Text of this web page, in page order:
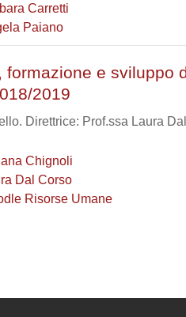
Carretti
Paiano
formazione e sviluppo
2019
Direttrice: Prof.ssa Laura
Chignoli
Dal Corso
Risorse Umane